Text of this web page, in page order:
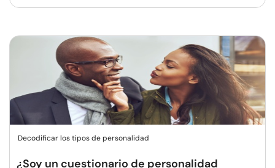
Decodificar los tipos de personalidad
¿Soy un cuestionario de personalidad